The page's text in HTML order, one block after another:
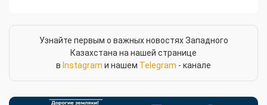
Узнайте первым о важных новостях Западного
Казахстана на нашей странице
в Instagram и нашем Telegram - канале